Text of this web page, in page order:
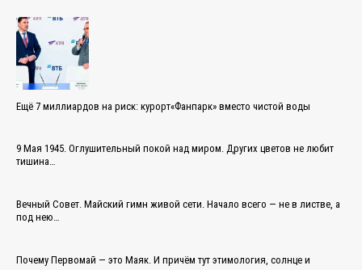
Ещё 7 миллиардов на риск: курорт«Фанпарк» вместо чистой воды
9 Мая 1945. Оглушительный покой над миром. Других цветов не любит
тишина…
Вечный Совет. Майский гимн живой сети. Начало всего — не в листве, а
под нею…
Почему Первомай — это Маяк. И причём тут этимология, солнце и